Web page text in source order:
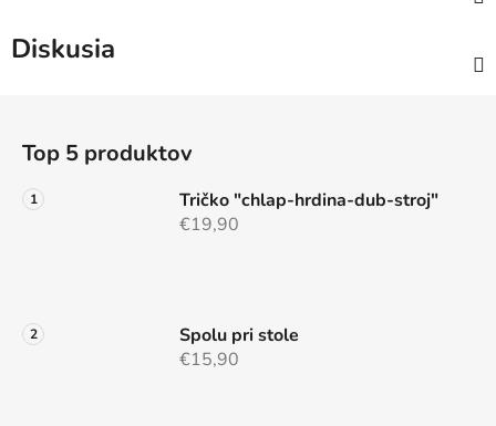
Diskusia
Top 5 produktov
Tričko "chlap-hrdina-dub-stroj"
€19,90
Spolu pri stole
€15,90